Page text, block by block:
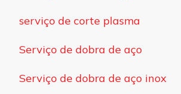
serviço de corte plasma
Serviço de dobra de aço
Serviço de dobra de aço inox